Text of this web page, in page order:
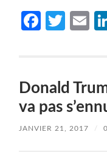
Donald
va pas
JANVIER 21, 2017 /